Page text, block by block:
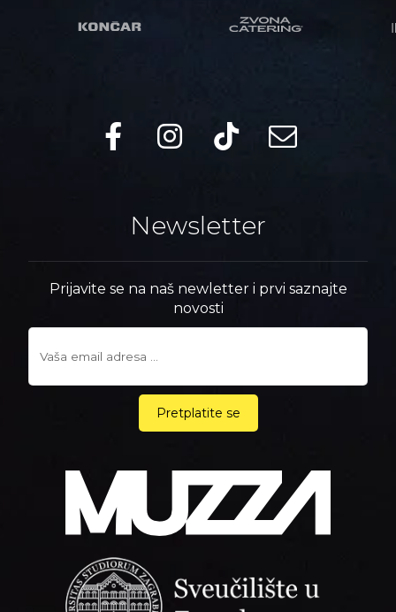
Newsletter
Prijavite se na naš newletter i prvi saznajte
novosti
Pretplatite se